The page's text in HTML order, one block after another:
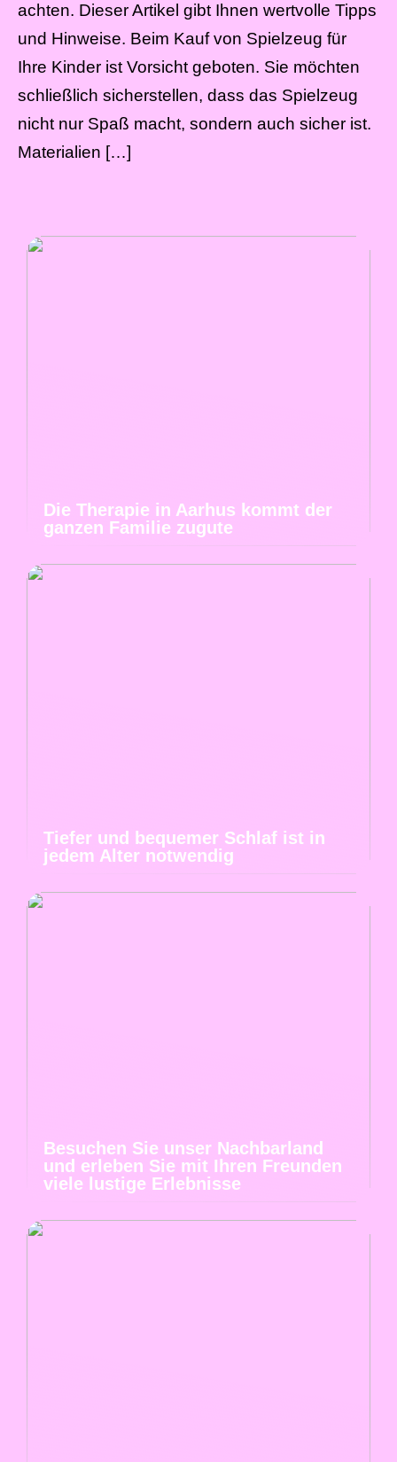
achten. Dieser Artikel gibt Ihnen wertvolle Tipps
und Hinweise. Beim Kauf von Spielzeug für
Ihre Kinder ist Vorsicht geboten. Sie möchten
schließlich sicherstellen, dass das Spielzeug
nicht nur Spaß macht, sondern auch sicher ist.
Materialien […]
Die Therapie in Aarhus kommt der
ganzen Familie zugute
Tiefer und bequemer Schlaf ist in
jedem Alter notwendig
Besuchen Sie unser Nachbarland
und erleben Sie mit Ihren Freunden
viele lustige Erlebnisse